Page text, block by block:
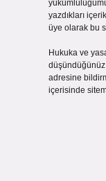
yazdıkları
üye olarak bu
Hukuka ve
adresine
içerisinde